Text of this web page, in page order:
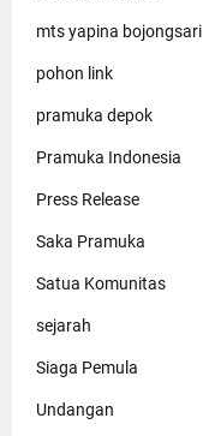
mts yapina bojongsari
pohon link
pramuka depok
Pramuka Indonesia
Press Release
Saka Pramuka
Satua Komunitas
sejarah
Siaga Pemula
Undangan